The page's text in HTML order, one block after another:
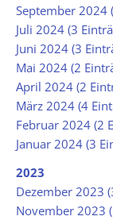
September 2024
Juli 2024 (3
Juni 2024 (3
Mai 2024 (2
April 2024 (2
März 2024 (4
Februar 2024 (2
Januar 2024 (3
2023
Dezember 2023
November 2023